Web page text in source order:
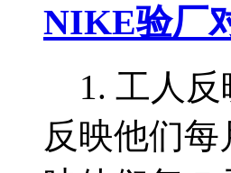
NIKE验厂
1. 工人反
反映他们